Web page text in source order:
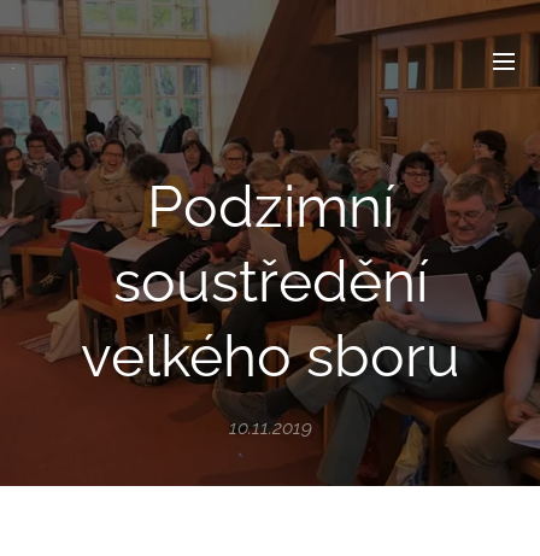
.
Podzimní
soustředění
velkého sboru
10.11.2019